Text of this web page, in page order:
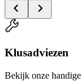
Klusadviezen
Bekijk onze handige